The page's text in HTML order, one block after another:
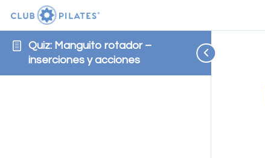
Quiz: Manguito rotador –
inserciones y acciones